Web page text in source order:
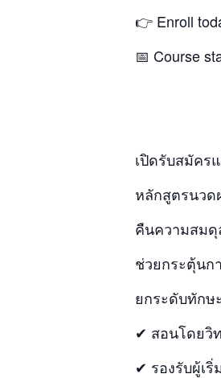
👉 Enroll
📅 Course
เปิดรับสมัคร
หลักสูตรนวด
คืนความสมดุ
ช่วยกระตุ้นก
ยกระดับทัก
✔ สอนโดยวิ
✔ รองรับผู้เ